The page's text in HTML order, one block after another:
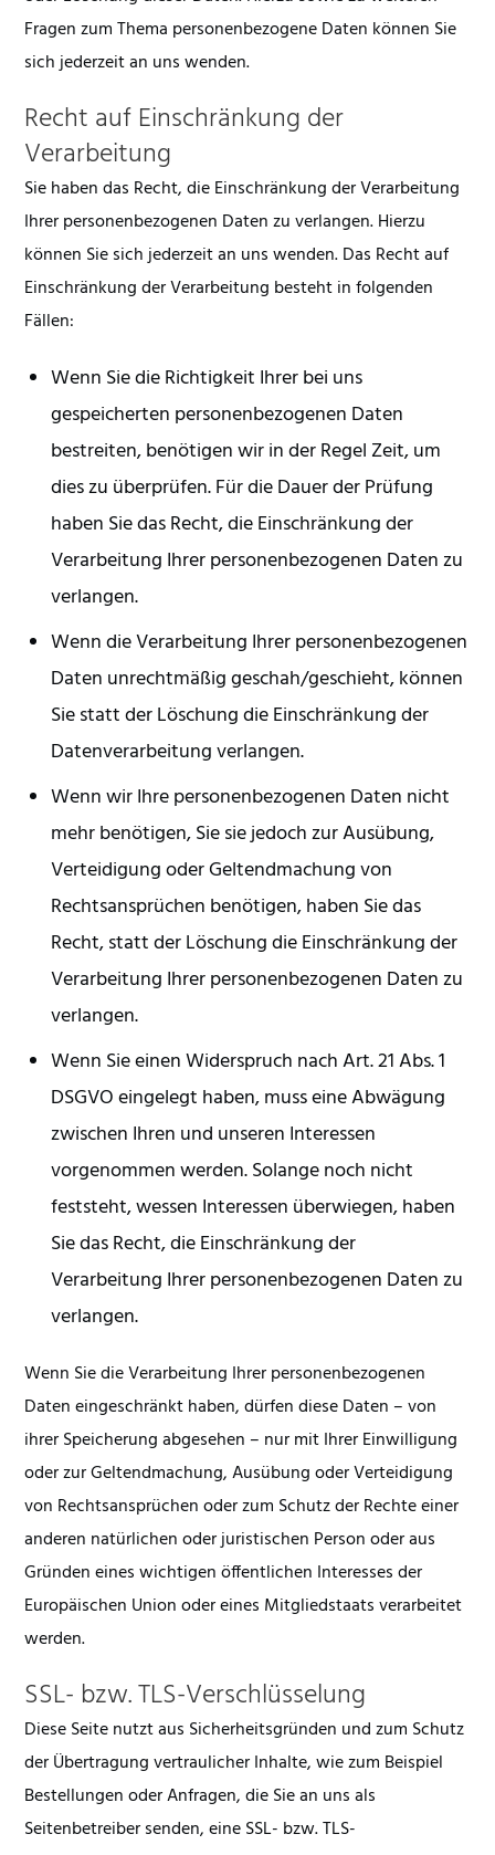
Fragen zum Thema personenbezogene Daten können Sie
sich jederzeit an uns wenden.
Recht auf Einschränkung der
Verarbeitung
Sie haben das Recht, die Einschränkung der Verarbeitung
Ihrer personenbezogenen Daten zu verlangen. Hierzu
können Sie sich jederzeit an uns wenden. Das Recht auf
Einschränkung der Verarbeitung besteht in folgenden
Fällen:
Wenn Sie die Richtigkeit Ihrer bei uns
gespeicherten personenbezogenen Daten
bestreiten, benötigen wir in der Regel Zeit, um
dies zu überprüfen. Für die Dauer der Prüfung
haben Sie das Recht, die Einschränkung der
Verarbeitung Ihrer personenbezogenen Daten zu
verlangen.
Wenn die Verarbeitung Ihrer personenbezogenen
Daten unrechtmäßig geschah/geschieht, können
Sie statt der Löschung die Einschränkung der
Datenverarbeitung verlangen.
Wenn wir Ihre personenbezogenen Daten nicht
mehr benötigen, Sie sie jedoch zur Ausübung,
Verteidigung oder Geltendmachung von
Rechtsansprüchen benötigen, haben Sie das
Recht, statt der Löschung die Einschränkung der
Verarbeitung Ihrer personenbezogenen Daten zu
verlangen.
Wenn Sie einen Widerspruch nach Art. 21 Abs. 1
DSGVO eingelegt haben, muss eine Abwägung
zwischen Ihren und unseren Interessen
vorgenommen werden. Solange noch nicht
feststeht, wessen Interessen überwiegen, haben
Sie das Recht, die Einschränkung der
Verarbeitung Ihrer personenbezogenen Daten zu
verlangen.
Wenn Sie die Verarbeitung Ihrer personenbezogenen
Daten eingeschränkt haben, dürfen diese Daten – von
ihrer Speicherung abgesehen – nur mit Ihrer Einwilligung
oder zur Geltendmachung, Ausübung oder Verteidigung
von Rechtsansprüchen oder zum Schutz der Rechte einer
anderen natürlichen oder juristischen Person oder aus
Gründen eines wichtigen öffentlichen Interesses der
Europäischen Union oder eines Mitgliedstaats verarbeitet
werden.
SSL- bzw. TLS-Verschlüsselung
Diese Seite nutzt aus Sicherheitsgründen und zum Schutz
der Übertragung vertraulicher Inhalte, wie zum Beispiel
Bestellungen oder Anfragen, die Sie an uns als
Seitenbetreiber senden, eine SSL- bzw. TLS-